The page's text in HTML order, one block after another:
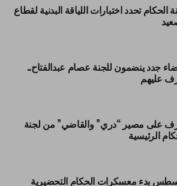
الحكام تحدد اختبارات اللياقة البدنية لقطاع
جدد ينضمون للجنة عصام عبدالفتاح..
عليهم
على مصير “دري” والقاضي” من لجنة
الرئيسية
بدء معسكرات الحكام التحضيرية